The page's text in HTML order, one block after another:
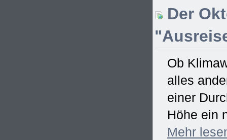
Der
Ob
alles
einer
Höhe ein
Mehr